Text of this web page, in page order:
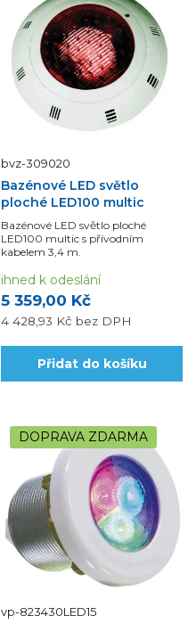
bvz-309020
Bazénové LED světlo
ploché LED100 multic
Bazénové LED světlo ploché
LED100 multic s přívodním
kabelem 3,4 m.
5 359,00 Kč
4 428,93 Kč bez DPH
ihned k odeslání
Přidat do košíku
DOPRAVA ZDARMA
vp-823430LED15